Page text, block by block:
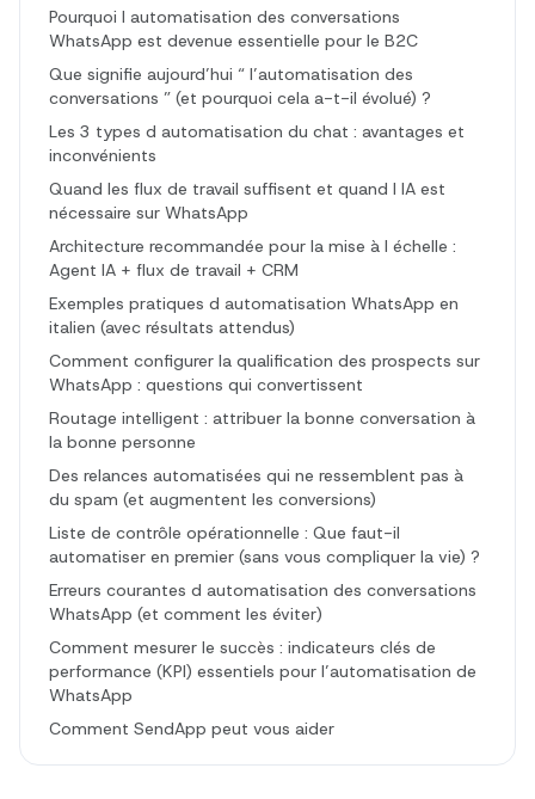
Pourquoi l automatisation des conversations
WhatsApp est devenue essentielle pour le B2C
Que signifie aujourd’hui “ l’automatisation des
conversations ” (et pourquoi cela a-t-il évolué) ?
Les 3 types d automatisation du chat : avantages et
inconvénients
Quand les flux de travail suffisent et quand l IA est
nécessaire sur WhatsApp
Architecture recommandée pour la mise à l échelle :
Agent IA + flux de travail + CRM
Exemples pratiques d automatisation WhatsApp en
italien (avec résultats attendus)
Comment configurer la qualification des prospects sur
WhatsApp : questions qui convertissent
Routage intelligent : attribuer la bonne conversation à
la bonne personne
Des relances automatisées qui ne ressemblent pas à
du spam (et augmentent les conversions)
Liste de contrôle opérationnelle : Que faut-il
automatiser en premier (sans vous compliquer la vie) ?
Erreurs courantes d automatisation des conversations
WhatsApp (et comment les éviter)
Comment mesurer le succès : indicateurs clés de
performance (KPI) essentiels pour l’automatisation de
WhatsApp
Comment SendApp peut vous aider